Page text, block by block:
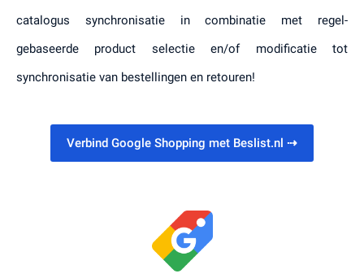
catalogus synchronisatie in combinatie met regel-
gebaseerde product selectie en/of modificatie tot
synchronisatie van bestellingen en retouren!
Verbind Google Shopping met Beslist.nl ⇢